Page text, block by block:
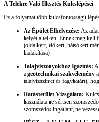
A Telekre Való Illesztés Kulcslépései
Ez a folyamat több kulcsfontosságú
Az Épület Elhelyezése: Az
helyét a telken. Ennek meg kell
(oldalkert, előkert, hátsókert
kialakítása).
Talajviszonyokhoz Igazítás:
a geotechnikai szakvélemény
talajvízszintet és fagyhatárt),
Hatásterület Vizsgálata:
használata ne sértsen
szomszédos ingatlant, ne